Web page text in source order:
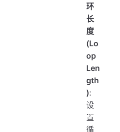
环
长
度
(Lo
op
Len
gth
):
设
置
循